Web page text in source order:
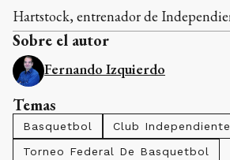
Hartstock, entrenador de
Sobre el autor
Fernando Izquierdo
Temas
Basquetbol
Club
Torneo Federal De Basquetbol